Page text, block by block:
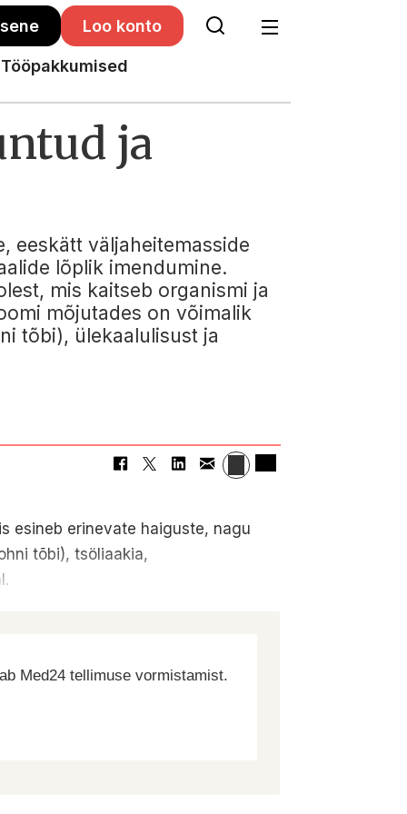
Loo konto
Tööpakkumised
ja
eeskätt väljaheitemasside
lõplik imendumine.
mis kaitseb organismi ja
mõjutades on võimalik
tõbi), ülekaalulisust ja
esineb erinevate haiguste, nagu
tõbi), tsöliaakia,
Med24 tellimuse vormistamist.